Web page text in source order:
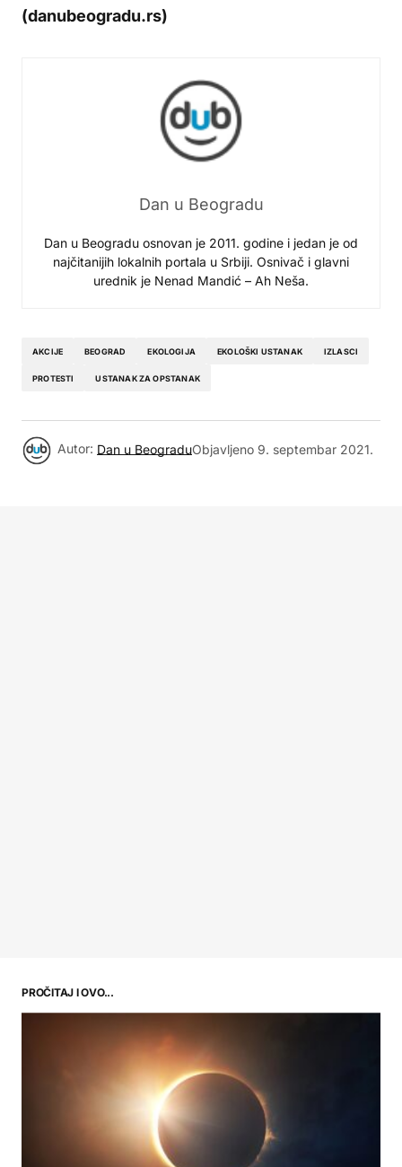
(danubeogradu.rs)
Dan u Beogradu
Dan u Beogradu osnovan je 2011. godine i jedan je od
najčitanijih lokalnih portala u Srbiji. Osnivač i glavni
urednik je Nenad Mandić – Ah Neša.
AKCIJE BEOGRAD EKOLOGIJA EKOLOŠKI USTANAK IZLASCI
PROTESTI USTANAK ZA OPSTANAK
Autor: Dan u BeograduObjavljeno 9. septembar 2021.
PROČITAJ I OVO...